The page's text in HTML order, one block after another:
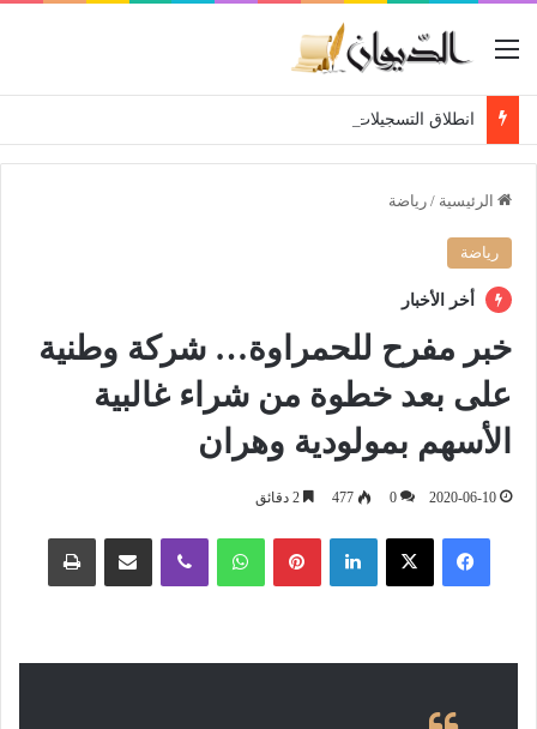
القائمة
انطلاق التسجيلات النهائية لحاملي شهادة البكالوريا 2026
الرئيسية / رياضة
رياضة
أخر الأخبار
خبر مفرح للحمراوة… شركة وطنية
على بعد خطوة من شراء غالبية
الأسهم بمولودية وهران
2020-06-10
0
477
فيسبوك ‫X لينكدإن بينتيريست واتساب ڤايبر مشاركة عبر البريد